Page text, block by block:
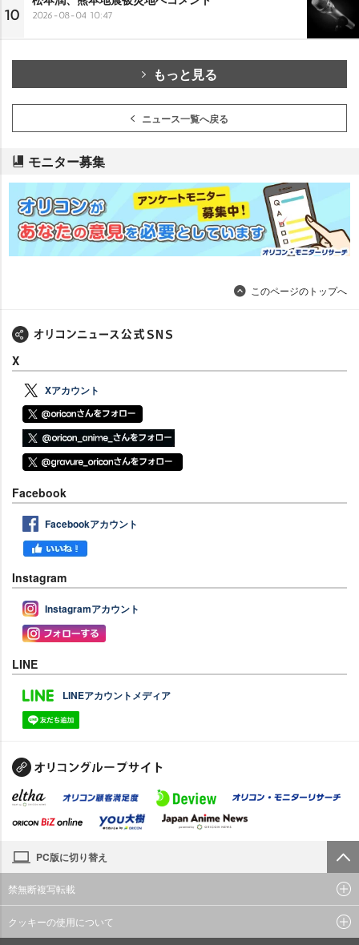
10 2026-08-04 10:47
もっと見る
ニュース一覧へ戻る
モニター募集
このページのトップへ
X
Xアカウント
Facebook
Facebookアカウント
Instagram
Instagramアカウント
LINE
LINEアカウントメディア
PC版に切り替え
禁無断複写転載
クッキーの使用について